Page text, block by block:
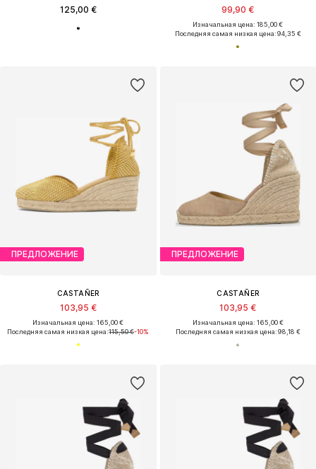
125,00 € 99,90 €
Изначальная цена: 185,00 €
Последняя самая низкая цена:94,35 €
ПРЕДЛОЖЕНИЕ
CASTAÑER
103,95 €
Изначальная цена: 165,00 €
Последняя самая низкая цена:115,50 €-10%
ПРЕДЛОЖЕНИЕ
CASTAÑER
103,95 €
Изначальная цена: 165,00 €
Последняя самая низкая цена:98,18 €